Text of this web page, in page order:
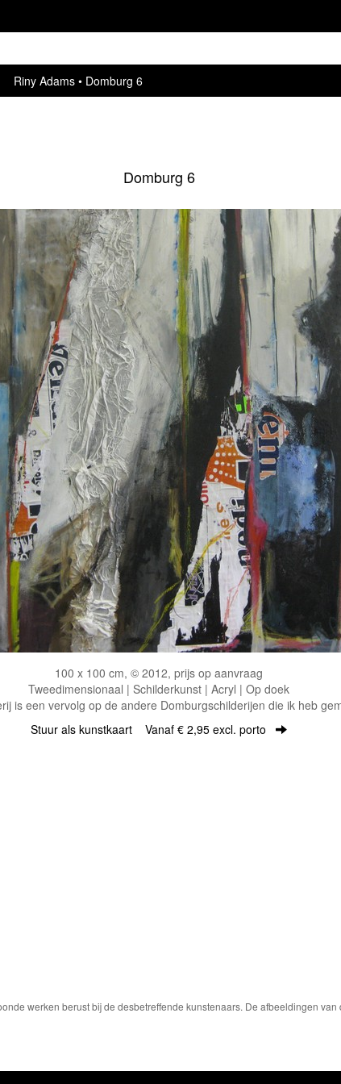
Riny Adams
Domburg 6
Domburg 6
100 x 100 cm, © 2012, prijs op aanvraag
Tweedimensionaal | Schilderkunst | Acryl | Op doek
is een vervolg op de andere Domburgschilderijen die ik heb
Stuur als kunstkaart Vanaf € 2,95 excl. porto
werken berust bij de desbetreffende kunstenaars. De afbeeldingen